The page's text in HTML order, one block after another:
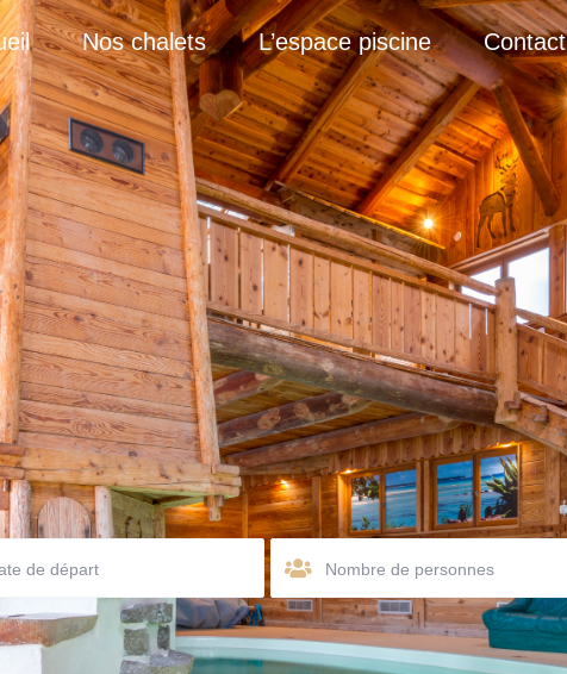
Nos chalets L’espace piscine Contact
Nombre de personnes